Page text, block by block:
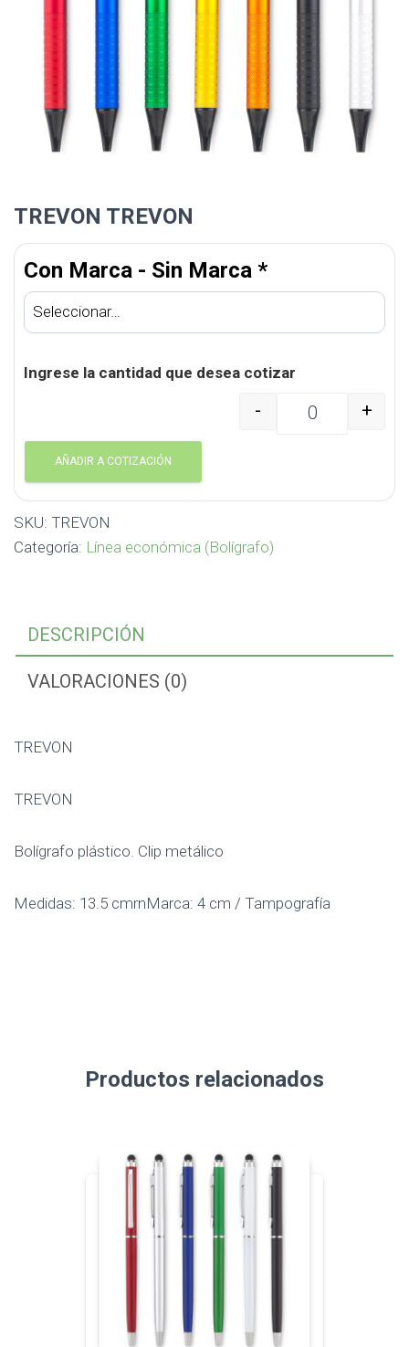
TREVON TREVON
Con Marca - Sin Marca *
Ingrese la cantidad que desea cotizar
TREVON TREVON
- +
AÑADIR A COTIZACIÓN
SKU: TREVON
Categoría: Línea económica (Bolígrafo)
DESCRIPCIÓN
VALORACIONES (0)
TREVON
TREVON
Bolígrafo plástico. Clip metálico
Medidas: 13.5 cmrnMarca: 4 cm / Tampografía
Productos relacionados